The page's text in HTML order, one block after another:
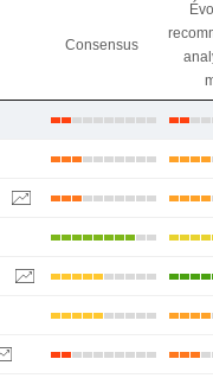
Consensus